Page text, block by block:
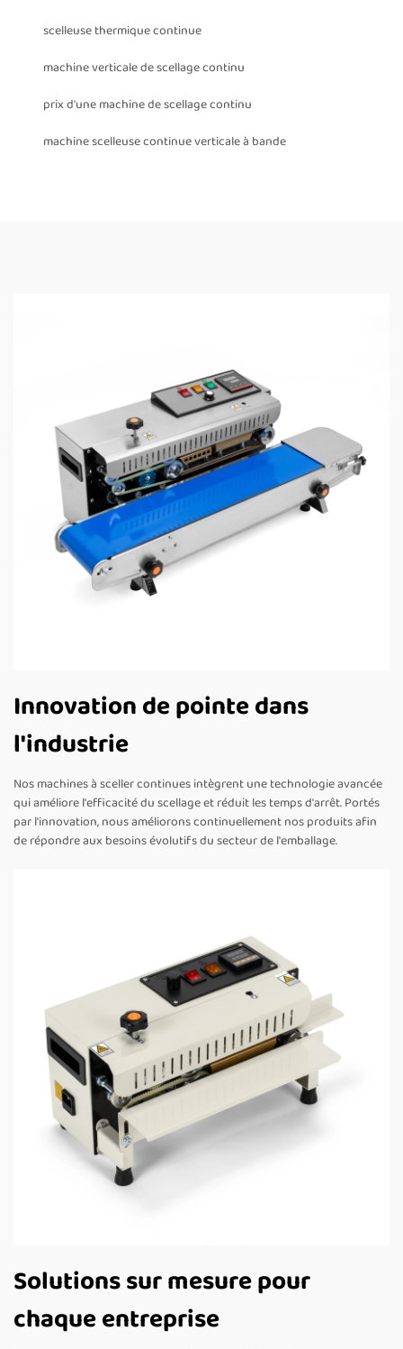
scelleuse thermique continue
machine verticale de scellage continu
prix d'une machine de scellage continu
machine scelleuse continue verticale à bande
Innovation de pointe dans
l'industrie
Nos machines à sceller continues intègrent une technologie avancée
qui améliore l'efficacité du scellage et réduit les temps d'arrêt. Portés
par l'innovation, nous améliorons continuellement nos produits afin
de répondre aux besoins évolutifs du secteur de l'emballage.
Solutions sur mesure pour
chaque entreprise